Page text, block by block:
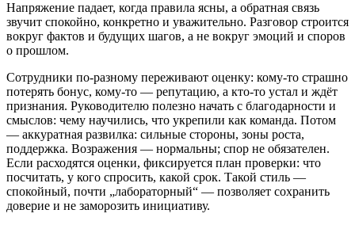
Напряжение падает, когда правила ясны, а обратная связь
звучит спокойно, конкретно и уважительно. Разговор строится
вокруг фактов и будущих шагов, а не вокруг эмоций и споров
о прошлом.
Сотрудники по‑разному переживают оценку: кому-то страшно
потерять бонус, кому-то — репутацию, а кто-то устал и ждёт
признания. Руководителю полезно начать с благодарности и
смыслов: чему научились, что укрепили как команда. Потом
— аккуратная развилка: сильные стороны, зоны роста,
поддержка. Возражения — нормальны; спор не обязателен.
Если расходятся оценки, фиксируется план проверки: что
посчитать, у кого спросить, какой срок. Такой стиль —
спокойный, почти „лабораторный“ — позволяет сохранить
доверие и не заморозить инициативу.